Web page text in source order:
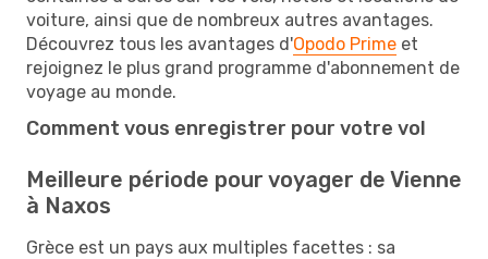
voiture, ainsi que de nombreux autres avantages.
Découvrez tous les avantages d'Opodo Prime et
rejoignez le plus grand programme d'abonnement de
voyage au monde.
Comment vous enregistrer pour votre vol
Meilleure période pour voyager de Vienne
à Naxos
Grèce est un pays aux multiples facettes : sa